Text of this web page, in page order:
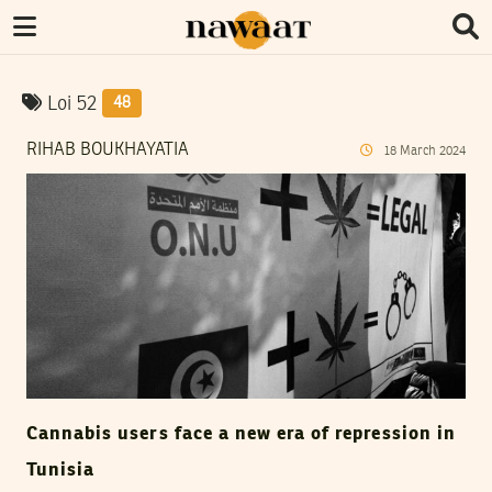
Loi 52 48
RIHAB BOUKHAYATIA 18 March 2024
Cannabis users face a new era of repression in
Tunisia